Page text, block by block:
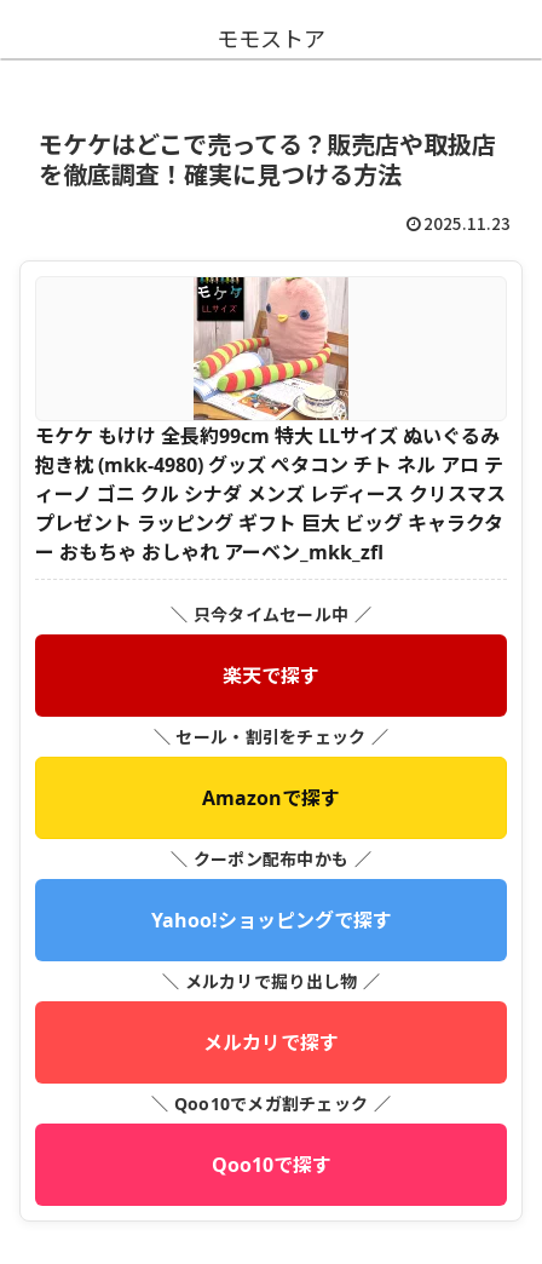
モモストア
モケケはどこで売ってる？販売店や取扱店
を徹底調査！確実に見つける方法
2025.11.23
モケケ もけけ 全長約99cm 特大 LLサイズ ぬいぐるみ
抱き枕 (mkk-4980) グッズ ぺタコン チト ネル アロ テ
ィーノ ゴニ クル シナダ メンズ レディース クリスマス
プレゼント ラッピング ギフト 巨大 ビッグ キャラクタ
ー おもちゃ おしゃれ アーベン_mkk_zfl
＼ 只今タイムセール中 ／
楽天で探す
＼ セール・割引をチェック ／
Amazonで探す
＼ クーポン配布中かも ／
Yahoo!ショッピングで探す
＼ メルカリで掘り出し物 ／
メルカリで探す
＼ Qoo10でメガ割チェック ／
Qoo10で探す